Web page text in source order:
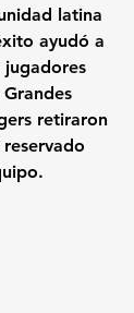
latina
ayudó a
retiraron